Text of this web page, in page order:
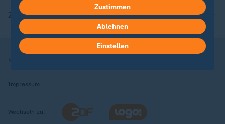
ZDFheute Apps
Nutzungsbedingungen
Impressum
Wechseln zu:
kannst du jederzeit mit Wirkung für die Zukunft
in deinen Einstellungen widerrufen oder ändern.
Hier findest du das Impressum.
Weitere Informationen findest du in unserer
Zustimmen
Ablehnen
Einstellen